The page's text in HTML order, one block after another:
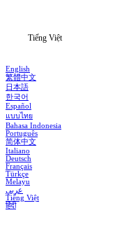
Tiếng Việt
English
繁體中文
日本語
한국어
Español
แบบไทย
Bahasa Indonesia
Português
简体中文
Italiano
Deutsch
Français
Türkçe
Melayu
عربي
Tiếng Việt
हिंदी